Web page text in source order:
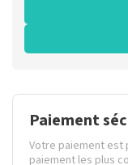
Paiement
Votre paiement est
paiement les plus